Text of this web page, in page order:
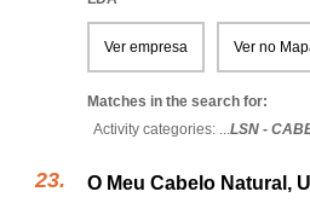
Ver empresa Ver no
Matches in the search for:
Activity categories: ...LSN -
O Meu Cabelo Natural,